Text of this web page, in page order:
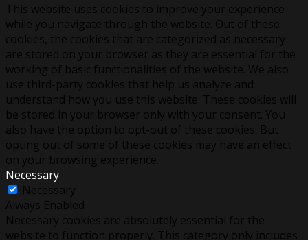
This website uses cookies to improve your experience
while you navigate through the website. Out of these
cookies, the cookies that are categorized as necessary
are stored on your browser as they are essential for the
working of basic functionalities of the website. We also
use third-party cookies that help us analyze and
understand how you use this website. These cookies will
be stored in your browser only with your consent. You
also have the option to opt-out of these cookies. But
opting out of some of these cookies may have an effect
on your browsing experience.
Necessary
Necessary
Always Enabled
Necessary cookies are absolutely essential for the
website to function properly. This category only includes